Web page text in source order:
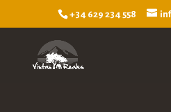
+34 629 234 558